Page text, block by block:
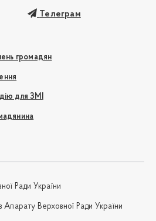
Телеграм
громадян
для ЗМІ
Ради України
Апарату Верховної Ради України